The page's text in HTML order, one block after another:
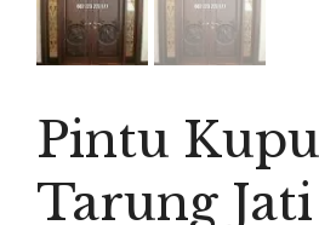
Pintu Kupu
Tarung